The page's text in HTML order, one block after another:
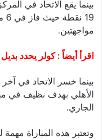
بينما يقع الاتحاد في
مواجهتين.
اقرأ أيضاً :كولر يحدد بديل
بينما خسر الاتحاد في
الجاري.
وتعتبر هذه المباراة